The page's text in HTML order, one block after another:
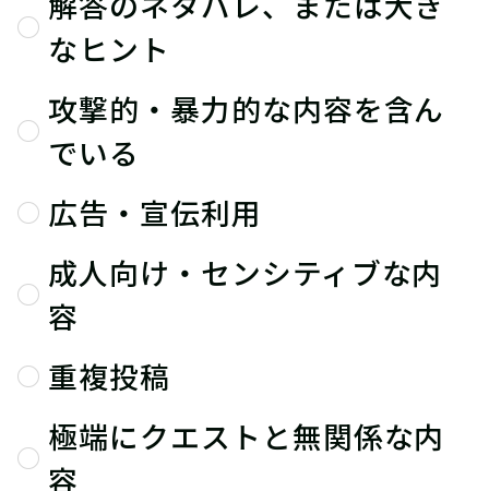
なヒント
攻撃的・暴力的な内容を含ん
でいる
広告・宣伝利用
成人向け・センシティブな内
容
重複投稿
極端にクエストと無関係な内
容